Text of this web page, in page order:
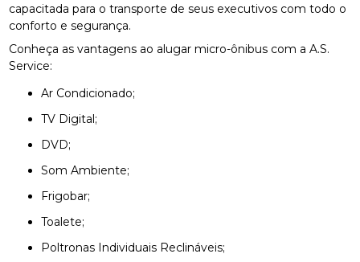
capacitada para o transporte de seus executivos com todo o
conforto e segurança.
Conheça as vantagens ao alugar micro-ônibus com a A.S.
Service:
Ar Condicionado;
TV Digital;
DVD;
Som Ambiente;
Frigobar;
Toalete;
Poltronas Individuais Reclináveis;